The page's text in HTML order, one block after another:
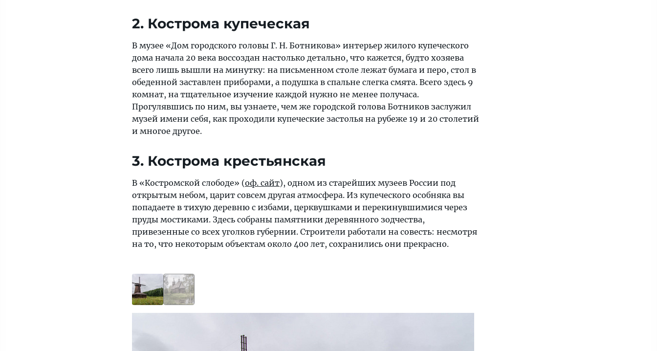
2. Кострома купеческая
В музее «Дом городского головы Г. Н. Ботникова» интерьер жилого купеческого
дома начала 20 века воссоздан настолько детально, что кажется, будто хозяева
всего лишь вышли на минутку: на письменном столе лежат бумага и перо, стол в
обеденной заставлен приборами, а подушка в спальне слегка смята. Всего здесь 9
комнат, на тщательное изучение каждой нужно не менее получаса.
Прогулявшись по ним, вы узнаете, чем же городской голова Ботников заслужил
музей имени себя, как проходили купеческие застолья на рубеже 19 и 20 столетий
и многое другое.
3. Кострома крестьянская
В «Костромской слободе» (оф. сайт), одном из старейших музеев России под
открытым небом, царит совсем другая атмосфера. Из купеческого особняка вы
попадаете в тихую деревню с избами, церквушками и перекинувшимися через
пруды мостиками. Здесь собраны памятники деревянного зодчества,
привезенные со всех уголков губернии. Строители работали на совесть: несмотря
на то, что некоторым объектам около 400 лет, сохранились они прекрасно.